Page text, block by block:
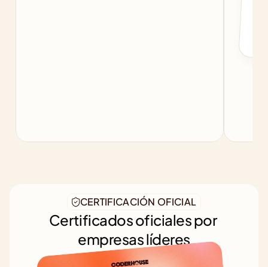
CERTIFICACIÓN OFICIAL
Certificados oficiales por
empresas líderes